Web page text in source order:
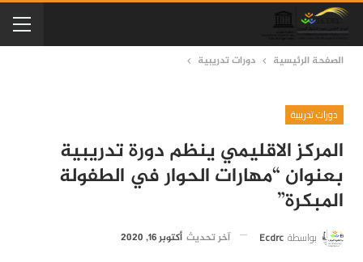
الصفحة الرئيسية دورات تدريبية
دورات تدريبية
المركز الاقليمي ينظم دورة تدريبية
بعنوان “مهارات الحوار في الطفولة
المبكرة”
بواسطة Ecdrc آخر تحديث أكتوبر 16, 2020